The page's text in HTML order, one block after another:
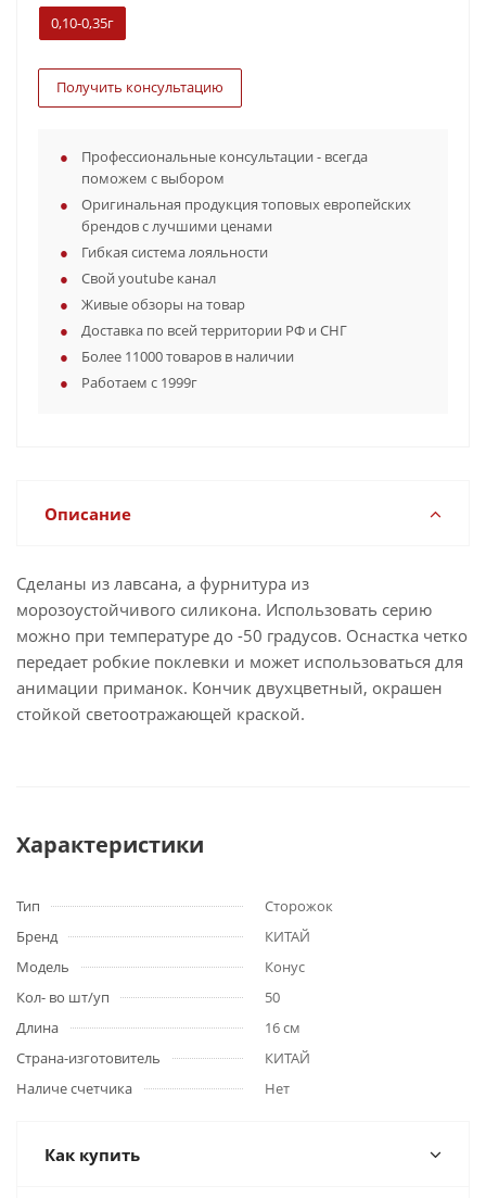
0,10-0,35г
Получить консультацию
Профессиональные консультации - всегда
поможем с выбором
Оригинальная продукция топовых европейских
брендов с лучшими ценами
Гибкая система лояльности
Свой youtube канал
Живые обзоры на товар
Доставка по всей территории РФ и СНГ
Более 11000 товаров в наличии
Работаем с 1999г
Описание
Сделаны из лавсана, а фурнитура из
морозоустойчивого силикона. Использовать серию
можно при температуре до -50 градусов. Оснастка четко
передает робкие поклевки и может использоваться для
анимации приманок. Кончик двухцветный, окрашен
стойкой светоотражающей краской.
Характеристики
Тип
Сторожок
Бренд
КИТАЙ
Модель
Конус
Кол- во шт/уп
50
Длина
16 см
Страна-изготовитель
КИТАЙ
Наличе счетчика
Нет
Как купить